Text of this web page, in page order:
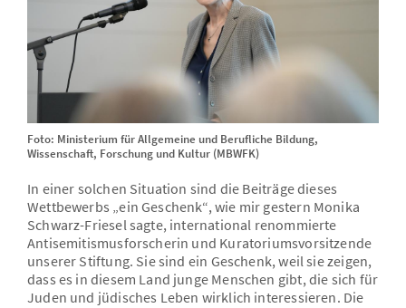
Foto: Ministerium für Allgemeine und Berufliche Bildung,
Wissenschaft, Forschung und Kultur (MBWFK)
In einer solchen Situation sind die Beiträge dieses
Wettbewerbs „ein Geschenk“, wie mir gestern Monika
Schwarz-Friesel sagte, international renommierte
Antisemitismusforscherin und Kuratoriumsvorsitzende
unserer Stiftung. Sie sind ein Geschenk, weil sie zeigen,
dass es in diesem Land junge Menschen gibt, die sich für
Juden und jüdisches Leben wirklich interessieren. Die